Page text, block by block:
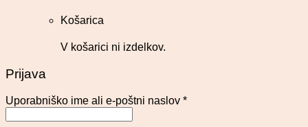
Košarica
V košarici ni izdelkov.
Prijava
Uporabniško ime ali e-poštni naslov *